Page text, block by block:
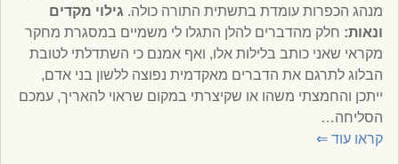
מנהג הכפרות עומדת בתשתית התורה כולה. גילוי מקדים
ונאות: חלק מהדברים להלן התגלו לי משמיים במסגרת מחקר
מקראי שאני כותב בלילות אלו, ואף אמנם כי השתדלתי לטובת
הבלוג לתרגם את הדברים מאקדמית נפוצה ללשון בני אדם,
ייתכן והחמצתי משהו או שקיצרתי במקום שראוי להאריך, עמכם
הסליחה…
קראו עוד⇐